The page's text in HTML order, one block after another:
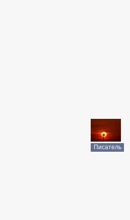
Писатель